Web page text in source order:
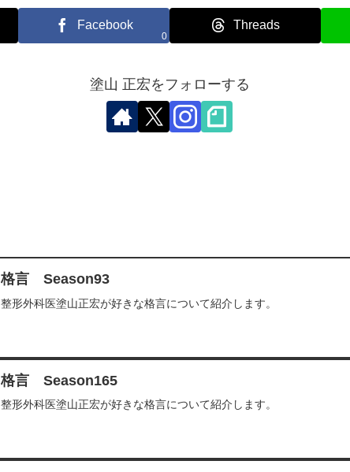
Facebook
0
Threads
塗山 正宏をフォローする
格言 Season93
整形外科医塗山正宏が好きな格言について紹介します。
格言 Season165
整形外科医塗山正宏が好きな格言について紹介します。